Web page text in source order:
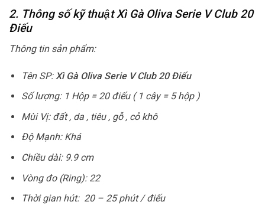
2. Thông số kỹ thuật Xì Gà Oliva Serie V Club 20
Điếu
Thông tin sản phẩm:
Tên SP: Xì Gà Oliva Serie V Club 20 Điếu
Số lượng: 1 Hộp = 20 điếu ( 1 cây = 5 hộp )
Mùi Vị: đất , da , tiêu , gỗ , cỏ khô
Độ Mạnh: Khá
Chiều dài: 9.9 cm
Vòng đo (Ring): 22
Thời gian hút: 20 – 25 phút / điếu